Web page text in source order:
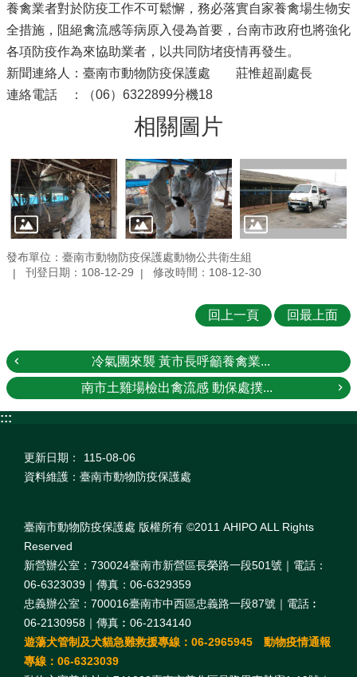
養禽業者對於防疫工作不可鬆懈，務必落實自家養禽場生物安
全措施，阻絕禽流感等病原入侵為首要，台南市政府也將強化
各項防疫作為來協助業者，以共同防堵疫情再發生。
新聞連絡人：臺南市動物防疫保護處 莊惟超副處長
連絡電話 ：（06）6322899分機18
相關圖片
發布單位：臺南市動物防疫保護處動物公共衛生組
刊登日期：108-12-29
修改時間：108-12-30
回上一頁 回最上面
冷氣團來襲 黃市長呼籲養禽業...
南市土雞場檢出禽流感 動保處撲...
:::
更新日期：
115-08-06
資料維護：臺南市動物防疫保護處
臺南市動物防疫保護處 版權所有 ©2011 AHIPO ALL Rights
Reserved
新營辦公室：730024臺南市新營區長榮路一段501號｜電話：
06-6323039｜傳真：06-6329359
忠義辦公室：700016臺南市中西區忠義路一段87號｜電話︰
06-2130958｜傳真︰06-2134140
遊蕩犬管制及犬貓急難救援專線：06-2965945 動物疫情通報
專線：06-6323039